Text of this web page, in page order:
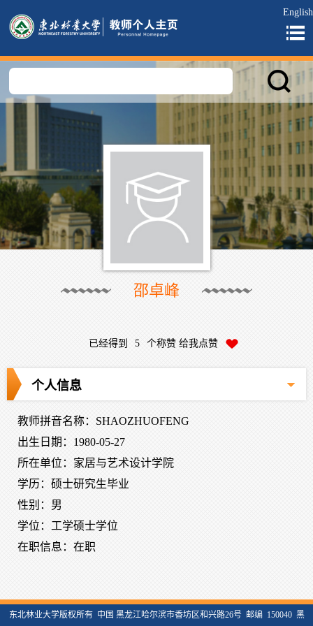
English
邵卓峰
已经得到 5 个称赞 给我点赞
个人信息
教师拼音名称：SHAOZHUOFENG
出生日期：1980-05-27
所在单位：家居与艺术设计学院
学历：硕士研究生毕业
性别：男
学位：工学硕士学位
在职信息：在职
东北林业大学版权所有 中国 黑龙江哈尔滨市香坊区和兴路26号 邮编 150040 黑